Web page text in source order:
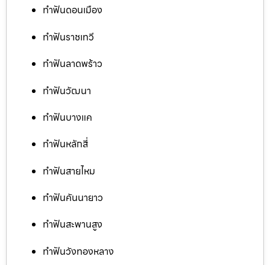
ทำฟันดอนเมือง
ทำฟันราชเทวี
ทำฟันลาดพร้าว
ทำฟันวัฒนา
ทำฟันบางแค
ทำฟันหลักสี่
ทำฟันสายไหม
ทำฟันคันนายาว
ทำฟันสะพานสูง
ทำฟันวังทองหลาง